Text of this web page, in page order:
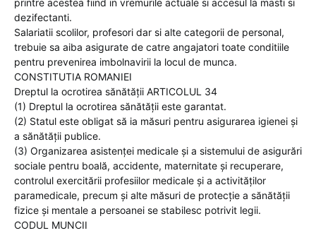
printre acestea fiind in vremurile actuale si accesul la masti si
dezifectanti.
Salariatii scolilor, profesori dar si alte categorii de personal,
trebuie sa aiba asigurate de catre angajatori toate conditiile
pentru prevenirea imbolnavirii la locul de munca.
CONSTITUTIA ROMANIEI
Dreptul la ocrotirea sănătăţii ARTICOLUL 34
(1) Dreptul la ocrotirea sănătăţii este garantat.
(2) Statul este obligat să ia măsuri pentru asigurarea igienei şi
a sănătăţii publice.
(3) Organizarea asistenţei medicale şi a sistemului de asigurări
sociale pentru boală, accidente, maternitate şi recuperare,
controlul exercitării profesiilor medicale şi a activităţilor
paramedicale, precum şi alte măsuri de protecţie a sănătăţii
fizice şi mentale a persoanei se stabilesc potrivit legii.
CODUL MUNCII